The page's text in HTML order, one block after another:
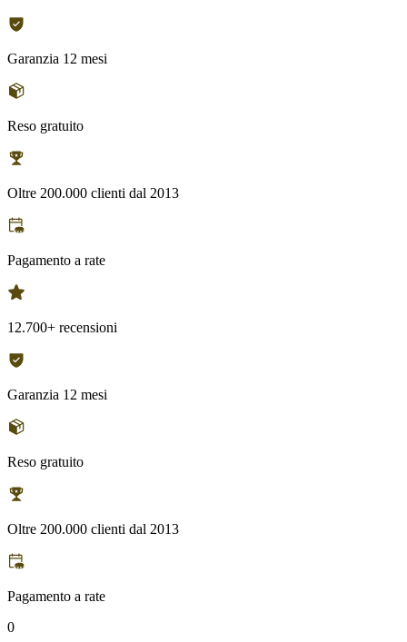
Garanzia 12 mesi
Reso gratuito
Oltre 200.000 clienti dal 2013
Pagamento a rate
12.700+ recensioni
Garanzia 12 mesi
Reso gratuito
Oltre 200.000 clienti dal 2013
Pagamento a rate
0